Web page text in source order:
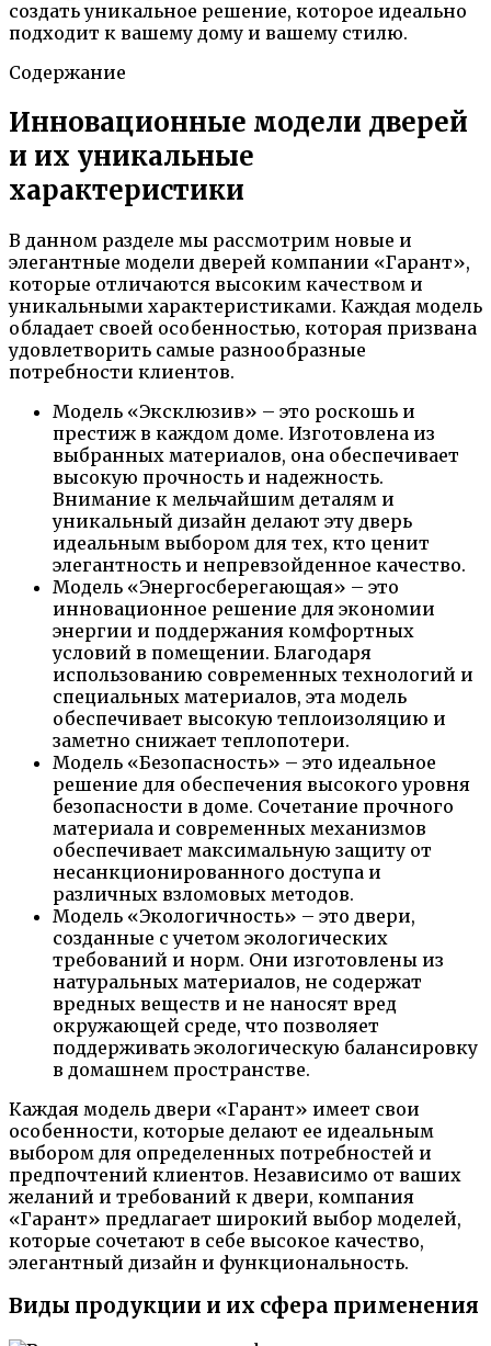
создать уникальное решение, которое идеально
подходит к вашему дому и вашему стилю.
Содержание
Инновационные модели дверей
и их уникальные
характеристики
В данном разделе мы рассмотрим новые и
элегантные модели дверей компании «Гарант»,
которые отличаются высоким качеством и
уникальными характеристиками. Каждая модель
обладает своей особенностью, которая призвана
удовлетворить самые разнообразные
потребности клиентов.
Модель «Эксклюзив» – это роскошь и
престиж в каждом доме. Изготовлена из
выбранных материалов, она обеспечивает
высокую прочность и надежность.
Внимание к мельчайшим деталям и
уникальный дизайн делают эту дверь
идеальным выбором для тех, кто ценит
элегантность и непревзойденное качество.
Модель «Энергосберегающая» – это
инновационное решение для экономии
энергии и поддержания комфортных
условий в помещении. Благодаря
использованию современных технологий и
специальных материалов, эта модель
обеспечивает высокую теплоизоляцию и
заметно снижает теплопотери.
Модель «Безопасность» – это идеальное
решение для обеспечения высокого уровня
безопасности в доме. Сочетание прочного
материала и современных механизмов
обеспечивает максимальную защиту от
несанкционированного доступа и
различных взломовых методов.
Модель «Экологичность» – это двери,
созданные с учетом экологических
требований и норм. Они изготовлены из
натуральных материалов, не содержат
вредных веществ и не наносят вред
окружающей среде, что позволяет
поддерживать экологическую балансировку
в домашнем пространстве.
Каждая модель двери «Гарант» имеет свои
особенности, которые делают ее идеальным
выбором для определенных потребностей и
предпочтений клиентов. Независимо от ваших
желаний и требований к двери, компания
«Гарант» предлагает широкий выбор моделей,
которые сочетают в себе высокое качество,
элегантный дизайн и функциональность.
Виды продукции и их сфера применения